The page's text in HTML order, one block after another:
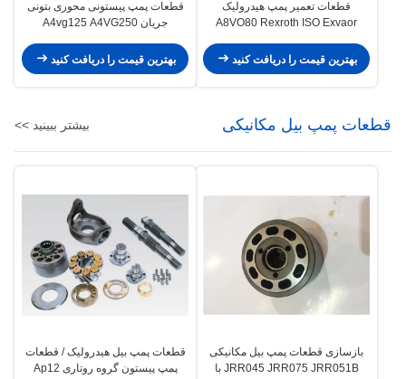
قطعات تعمیر پمپ هیدرولیک
A8VO80 Rexroth ISO Exvaor
بهترین قیمت را دریافت کنید
قطعات پمپ پیستونی محوری بتونی
جریان A4vg125 A4VG250
بهترین قیمت را دریافت کنید
قطعات پمپ بیل مکانیکی بیشتر ببینید >>
بازسازی قطعات پمپ بیل مکانیکی
JRR045 JRR075 JRR051B با
قطعات پمپ بیل هیدرولیک / قطعات
پمپ پیستون گروه روتاری Ap12